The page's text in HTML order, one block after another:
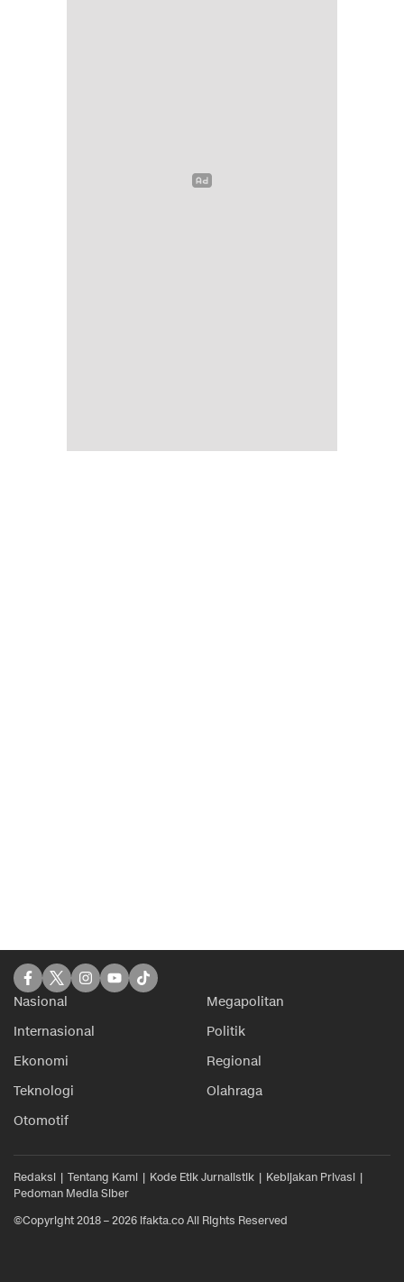
Nasional
Megapolitan
Internasional
Politik
Ekonomi
Regional
Teknologi
Olahraga
Otomotif
Redaksi Tentang Kami Kode Etik Jurnalistik
Kebijakan Privasi
Pedoman Media Siber
©Copyright 2018 – 2026 ifakta.co All Rights Reserved